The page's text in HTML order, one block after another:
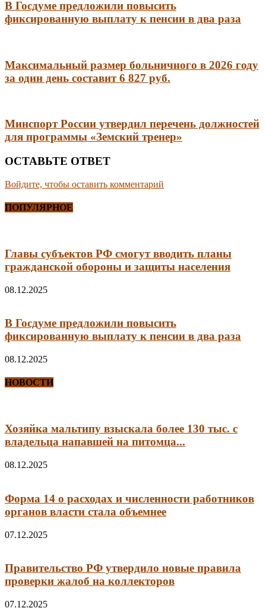
В Госдуме предложили повысить
фиксированную выплату к пенсии в два раза
Максимальный размер больничного в 2026 году
за один день составит 6 827 руб.
Минспорт России утвердил перечень должностей
для программы «Земский тренер»
ОСТАВЬТЕ ОТВЕТ
Войдите, чтобы оставить комментарий
ПОПУЛЯРНОЕ
Главы субъектов РФ смогут вводить планы
гражданской обороны и защиты населения
08.12.2025
В Госдуме предложили повысить
фиксированную выплату к пенсии в два раза
08.12.2025
НОВОСТИ
Хозяйка мальтипу взыскала более 130 тыс. с
владельца напавшей на питомца...
08.12.2025
Форма 14 о расходах и численности работников
органов власти стала объемнее
07.12.2025
Правительство РФ утвердило новые правила
проверки жалоб на коллекторов
07.12.2025